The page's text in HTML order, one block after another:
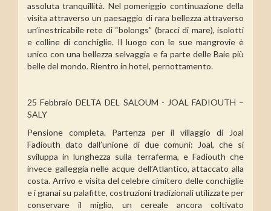
assoluta tranquillità. Nel pomeriggio continuazione della
visita attraverso un paesaggio di rara bellezza attraverso
un’inestricabile rete di “bolongs” (bracci di mare), isolotti
e colline di conchiglie. Il luogo con le sue mangrovie è
unico con una bellezza selvaggia e fa parte delle Baie più
belle del mondo. Rientro in hotel, pernottamento.
25 Febbraio DELTA DEL SALOUM - JOAL FADIOUTH –
SALY
Pensione completa. Partenza per il villaggio di Joal
Fadiouth dato dall’unione di due comuni: Joal, che si
sviluppa in lunghezza sulla terraferma, e Fadiouth che
invece galleggia nelle acque dell’Atlantico, attaccato alla
costa. Arrivo e visita del celebre cimitero delle conchiglie
e i granai su palafitte, costruzioni tradizionali utilizzate per
conservare il miglio, un cereale ancora coltivato